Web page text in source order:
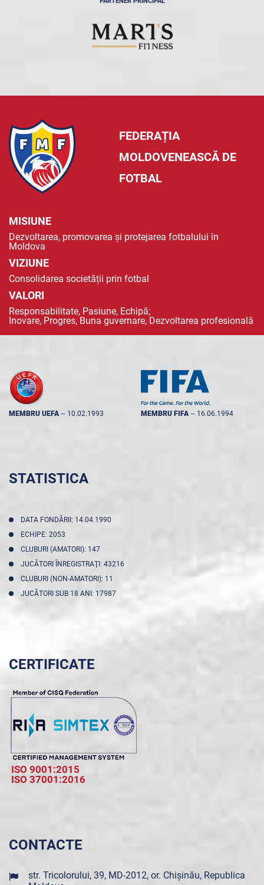
FEDERAȚIA
MOLDOVENEASCĂ DE
FOTBAL
MISIUNE
Dezvoltarea, promovarea și protejarea fotbalului în
Moldova
VIZIUNE
Consolidarea societății prin fotbal
VALORI
Responsabilitate, Pasiune, Echipă;
Inovare, Progres, Buna guvernare, Dezvoltarea profesională
MEMBRU UEFA -- 10.02.1993 MEMBRU FIFA -- 16.06.1994
STATISTICA
DATA FONDĂRII: 14.04.1990
ECHIPE: 2053
CLUBURI (AMATORI): 147
JUCĂTORI ÎNREGISTRAŢI: 43216
CLUBURI (NON-AMATORI): 11
JUCĂTORI SUB 18 ANI: 17987
CERTIFICATE
ISO 9001:2015
ISO 37001:2016
CONTACTE
str. Tricolorului, 39, MD-2012, or. Chișinău, Republica